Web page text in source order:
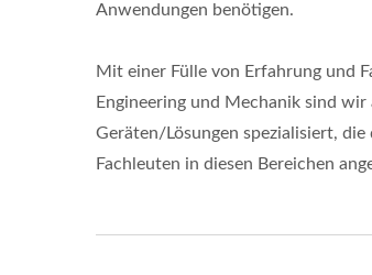
Anwendungen benötigen.
Mit einer Fülle von Erfahrung und
Engineering und Mechanik sind
Geräten/Lösungen spezialisiert,
Fachleuten in diesen Bereichen